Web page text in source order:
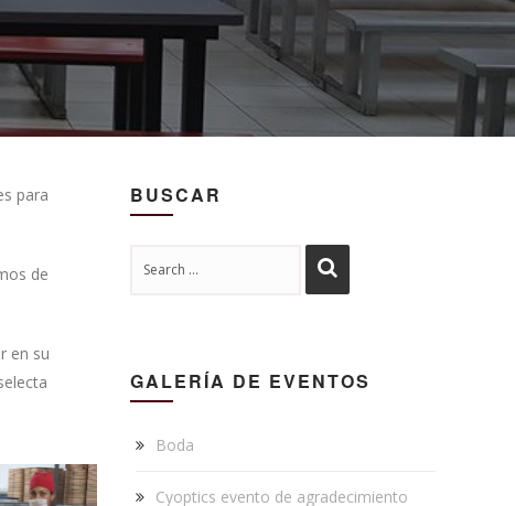
para
de
en su
BUSCAR
GALERÍA DE EVENTOS
Boda
Cyoptics evento de agradecimiento